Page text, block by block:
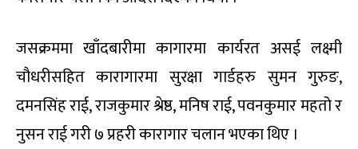
जसक्रममा खाँदबारीमा कागारमा कार्यरत असई लक्ष्मी
चौधरीसहित कारागारमा सुरक्षा गार्डहरु सुमन गुरुङ,
दमनसिंह राई, राजकुमार श्रेष्ठ, मनिष राई, पवनकुमार महतो र
नुसन राई गरी ७ प्रहरी कारागार चलान भएका थिए ।